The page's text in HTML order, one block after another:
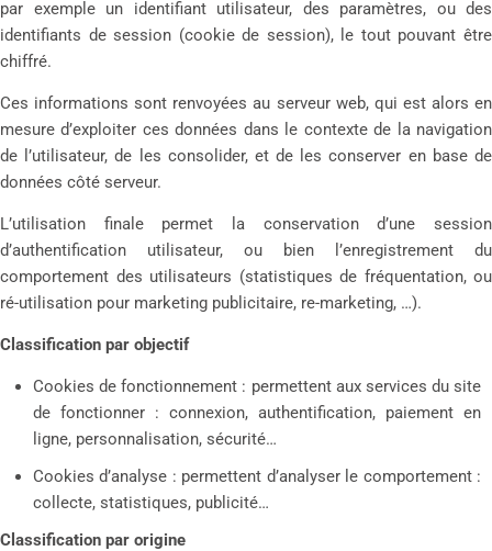
par exemple un identifiant utilisateur, des paramètres, ou des
identifiants de session (cookie de session), le tout pouvant être
chiffré.
Ces informations sont renvoyées au serveur web, qui est alors en
mesure d’exploiter ces données dans le contexte de la navigation
de l’utilisateur, de les consolider, et de les conserver en base de
données côté serveur.
L’utilisation finale permet la conservation d’une session
d’authentification utilisateur, ou bien l’enregistrement du
comportement des utilisateurs (statistiques de fréquentation, ou
ré-utilisation pour marketing publicitaire, re-marketing, …).
Classification par objectif
Cookies de fonctionnement : permettent aux services du site
de fonctionner : connexion, authentification, paiement en
ligne, personnalisation, sécurité…
Cookies d’analyse : permettent d’analyser le comportement :
collecte, statistiques, publicité…
Classification par origine